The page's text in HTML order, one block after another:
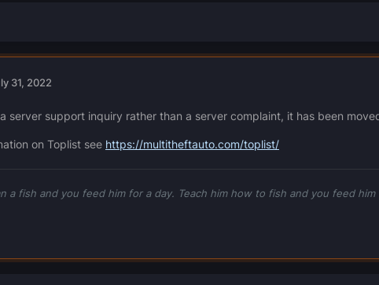
31, 2022
server support inquiry rather than a server complaint, it has been
on Toplist see https://multitheftauto.com/toplist/
a fish and you feed him for a day. Teach him how to fish and you feed